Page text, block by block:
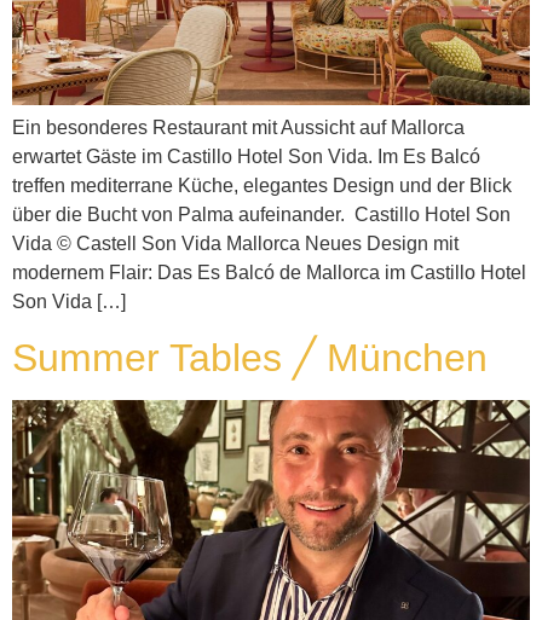
Ein besonderes Restaurant mit Aussicht auf Mallorca
erwartet Gäste im Castillo Hotel Son Vida. Im Es Balcó
treffen mediterrane Küche, elegantes Design und der Blick
über die Bucht von Palma aufeinander. Castillo Hotel Son
Vida © Castell Son Vida Mallorca Neues Design mit
modernem Flair: Das Es Balcó de Mallorca im Castillo Hotel
Son Vida […]
Summer Tables ╱ München